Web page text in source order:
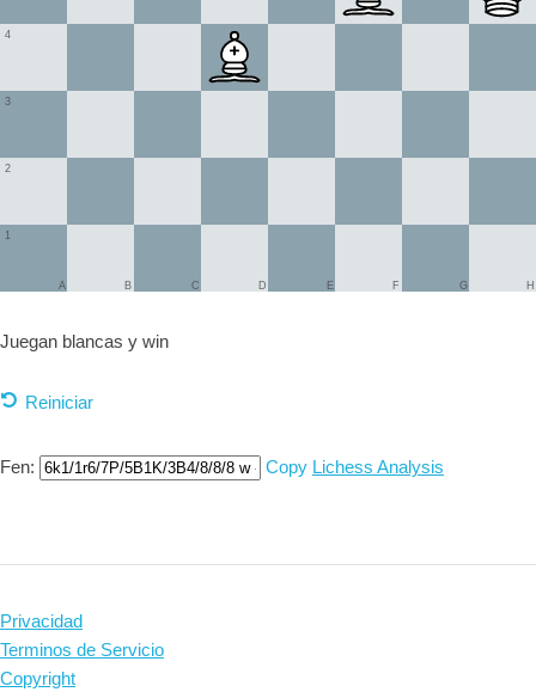
1
2
3
4
A B C D E F G H
Juegan blancas y win
Reiniciar
Fen: Copy Lichess Analysis
Privacidad
Terminos de Servicio
Copyright